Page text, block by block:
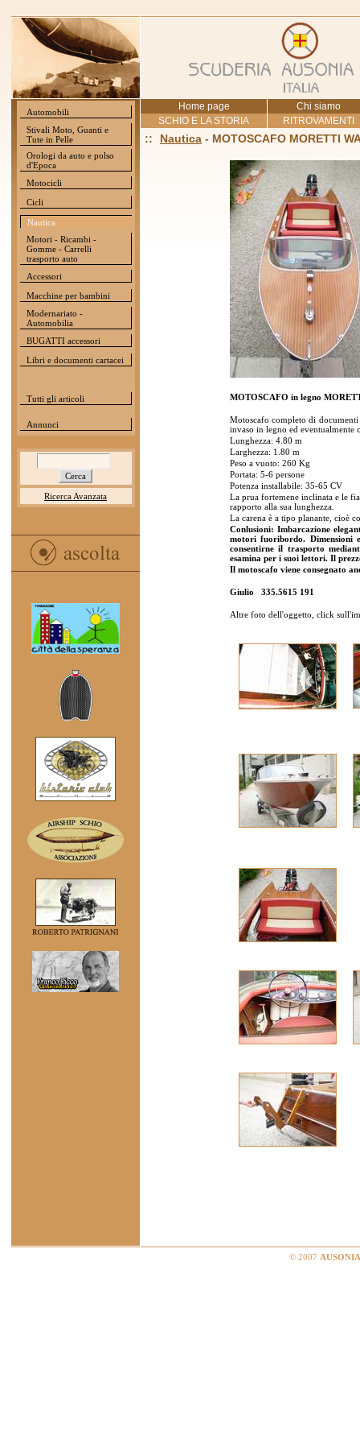
Automobili
Stivali Moto, Guanti e
Tute in Pelle
Orologi da auto e polso
d'Epoca
Motocicli
Cicli
Nautica
Motori - Ricambi -
Gomme - Carrelli
trasporto auto
Accessori
Macchine per bambini
Modernariato -
Automobilia
BUGATTI accessori
Libri e documenti cartacei
Tutti gli articoli
Annunci
Ricerca Avanzata
Home page
Chi siamo
SCHIO E LA STORIA
RITROVAMENTI
:: Nautica - MOTOSCAFO MORETTI
MOTOSCAFO in legno
Motoscafo completo di
invaso in legno ed eventualmente
Lunghezza: 4.80 m
Larghezza: 1.80 m
Peso a vuoto: 260 Kg
Portata: 5-6 persone
Potenza installabile: 35-65 CV
La prua fortemene inclinata e le
rapporto alla sua lunghezza.
La carena è a tipo planante, cioè
Conlusioni: Imbarcazione
motori fuoribordo. Dimensioni
consentirne il trasporto
esamina per i suoi lettori. Il
Il motoscafo viene consegnato
Giulio 335.5615 191
Altre foto dell'oggetto, click
© 2007